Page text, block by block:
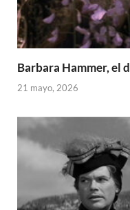
Barbara Hammer, el
21 mayo, 2026